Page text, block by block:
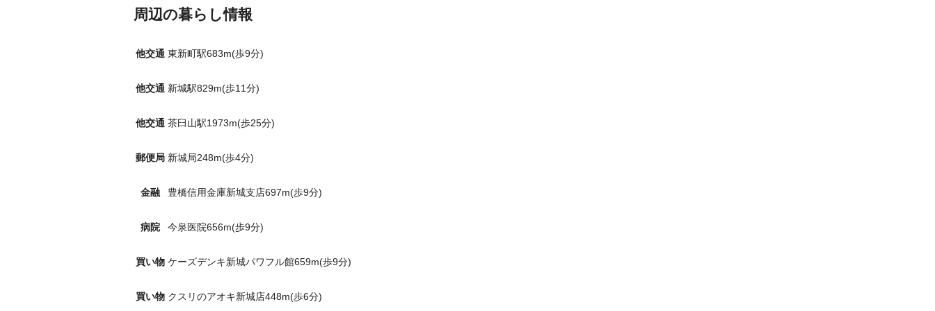
周辺の暮らし情報
他交通 東新町駅683m(歩9分)
他交通 新城駅829m(歩11分)
他交通 茶臼山駅1973m(歩25分)
郵便局 新城局248m(歩4分)
金融 豊橋信用金庫新城支店697m(歩9分)
病院 今泉医院656m(歩9分)
買い物 ケーズデンキ新城パワフル館659m(歩9分)
買い物 クスリのアオキ新城店448m(歩6分)